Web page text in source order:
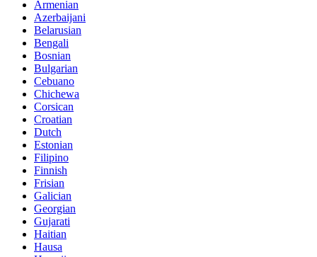
Armenian
Azerbaijani
Belarusian
Bengali
Bosnian
Bulgarian
Cebuano
Chichewa
Corsican
Croatian
Dutch
Estonian
Filipino
Finnish
Frisian
Galician
Georgian
Gujarati
Haitian
Hausa